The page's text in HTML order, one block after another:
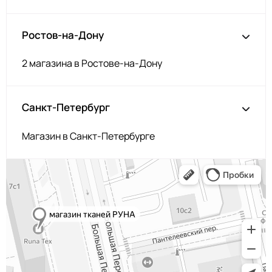
2Травяной
Зелёный
Св.Брусничный
2Марсала
МП-50-F177/2
N048
Сельдерей
2400000679134
168 Орхидея
МП-50-168
F173 Т.Бордовый
МП-50-F173
F196 Пурпур
МП-50-F196
171/2
2Т.Вишнёвый
МП-50-171/2
Ростов-на-Дону
2 магазина в Ростове-на-Дону
Санкт-Петербург
Магазин в Санкт-Петербурге